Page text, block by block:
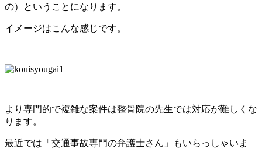
の）ということになります。
イメージはこんな感じです。
より専門的で複雑な案件は整骨院の先生では対応が難しくな
ります。
最近では「交通事故専門の弁護士さん」もいらっしゃいま